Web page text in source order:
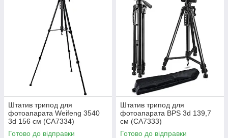
Штатив трипод для
фотоапарата Weifeng 3540
3d 156 см (CA7334)
Готово до відправки
Штатив трипод для
фотоапарата BPS 3d 139,7
см (CA7333)
Готово до відправки